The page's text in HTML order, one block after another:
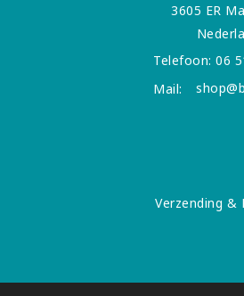
3605 ER
Telefoon:06
Mail:
Verzending &